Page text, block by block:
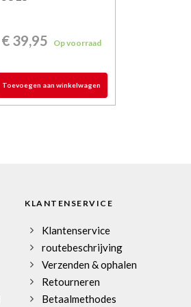
€ 39,95 Op voorraad
Toevoegen aan winkelwagen
KLANTENSERVICE
Klantenservice
routebeschrijving
Verzenden & ophalen
Retourneren
Betaalmethodes